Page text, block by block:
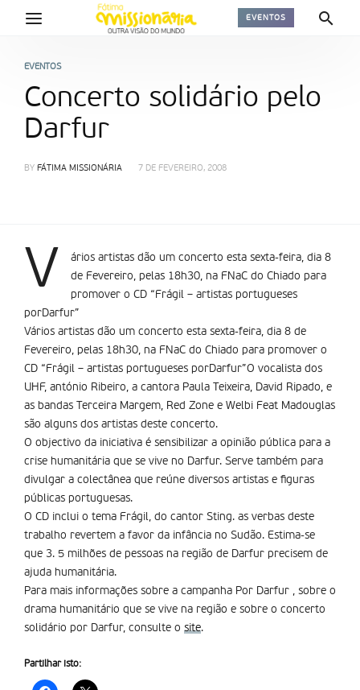
EVENTOS
EVENTOS
Concerto solidário pelo
Darfur
BY FÁTIMA MISSIONÁRIA 7 DE FEVEREIRO, 2008
V
ários artistas dão um concerto esta sexta-feira, dia 8
de Fevereiro, pelas 18h30, na FNaC do Chiado para
promover o CD “Frágil – artistas portugueses
porDarfur”
Vários artistas dão um concerto esta sexta-feira, dia 8 de
Fevereiro, pelas 18h30, na FNaC do Chiado para promover o
CD “Frágil – artistas portugueses porDarfur”O vocalista dos
UHF, antónio Ribeiro, a cantora Paula Teixeira, David Ripado, e
as bandas Terceira Margem, Red Zone e Welbi Feat Madouglas
são alguns dos artistas deste concerto.
O objectivo da iniciativa é sensibilizar a opinião pública para a
crise humanitária que se vive no Darfur. Serve também para
divulgar a colectânea que reúne diversos artistas e figuras
públicas portuguesas.
O CD inclui o tema Frágil, do cantor Sting. as verbas deste
trabalho revertem a favor da infância no Sudão. Estima-se
que 3. 5 milhões de pessoas na região de Darfur precisem de
ajuda humanitária.
Para mais informações sobre a campanha Por Darfur , sobre o
drama humanitário que se vive na região e sobre o concerto
solidário por Darfur, consulte o site.
Partilhar isto: